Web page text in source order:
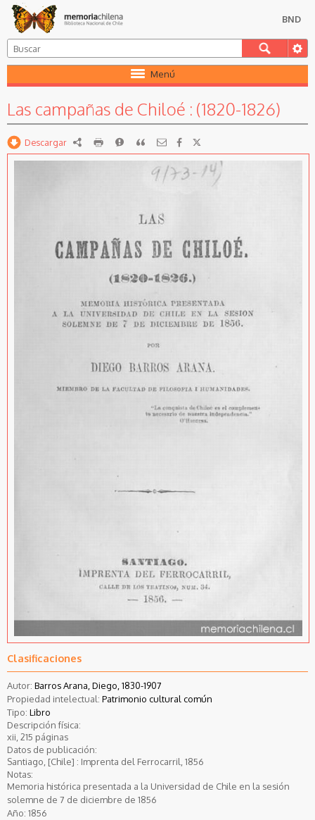
BND
Menú
Las campañas de Chiloé : (1820-1826)
Descargar RDF imprimirReportarCitar
Clasificaciones
Autor: Barros Arana, Diego, 1830-1907
Propiedad intelectual: Patrimonio cultural común
Tipo: Libro
Descripción física:
xii, 215 páginas
Datos de publicación:
Santiago, [Chile] : Imprenta del Ferrocarril, 1856
Notas:
Memoria histórica presentada a la Universidad de Chile en la sesión
solemne de 7 de diciembre de 1856
Año: 1856